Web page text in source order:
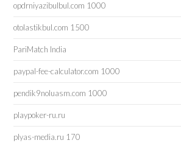
opdrniyazibulbul.com 1000
otolastikbul.com 1500
PariMatch India
paypal-fee-calculator.com 1000
pendik9noluasm.com 1000
playpoker-ru.ru
plyas-media.ru 170